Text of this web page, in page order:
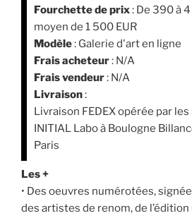
Fourchette de prix: De 390 à
moyen de 1 500 EUR
Modèle: Galerie d'art en ligne
Frais acheteur: N/A
Frais vendeur: N/A
Livraison:
Livraison FEDEX opérée par
INITIAL Labo à Boulogne
Paris
Les +
• Des oeuvres numérotées,
des artistes de renom, de